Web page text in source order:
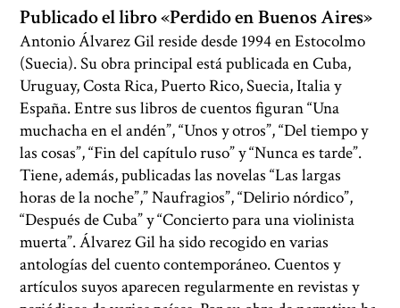
Publicado el libro «Perdido en Buenos Aires»
Antonio Álvarez Gil reside desde 1994 en Estocolmo
(Suecia). Su obra principal está publicada en Cuba,
Uruguay, Costa Rica, Puerto Rico, Suecia, Italia y
España. Entre sus libros de cuentos figuran “Una
muchacha en el andén”, “Unos y otros”, “Del tiempo y
las cosas”, “Fin del capítulo ruso” y “Nunca es tarde”.
Tiene, además, publicadas las novelas “Las largas
horas de la noche”,” Naufragios”, “Delirio nórdico”,
“Después de Cuba” y “Concierto para una violinista
muerta”. Álvarez Gil ha sido recogido en varias
antologías del cuento contemporáneo. Cuentos y
artículos suyos aparecen regularmente en revistas y